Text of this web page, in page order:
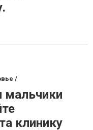
/
мальчики
клинику